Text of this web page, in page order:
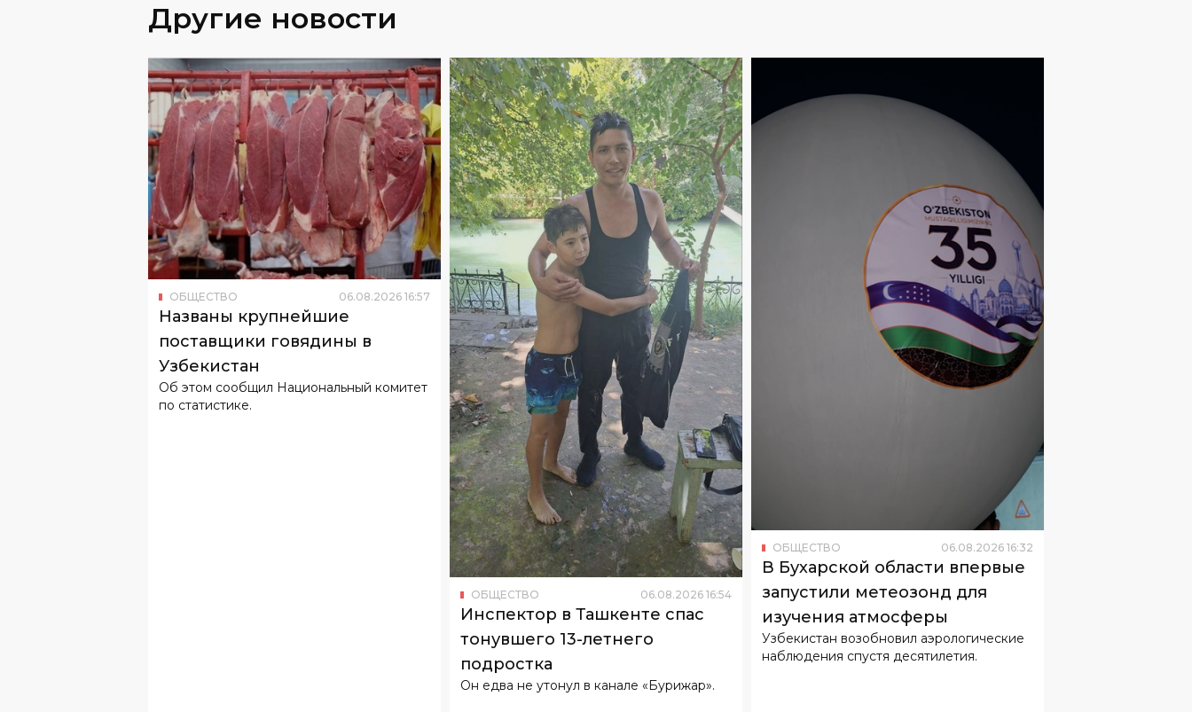
Другие новости
ОБЩЕСТВО 06.08.2026 16:57
Названы крупнейшие
поставщики говядины в
Узбекистан
Об этом сообщил Национальный комитет
по статистике.
ОБЩЕСТВО 06.08.2026 16:54
Инспектор в Ташкенте спас
тонувшего 13-летнего
подростка
Он едва не утонул в канале «Бурижар».
ОБЩЕСТВО 06.08.2026 16:32
В Бухарской области впервые
запустили метеозонд для
изучения атмосферы
Узбекистан возобновил аэрологические
наблюдения спустя десятилетия.